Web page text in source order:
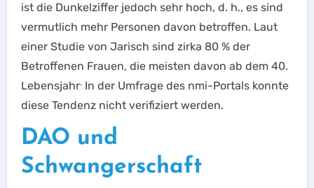
ist die Dunkelziffer jedoch sehr hoch, d. h., es sind
vermutlich mehr Personen davon betroffen. Laut
einer Studie von Jarisch sind zirka 80 % der
Betroffenen Frauen, die meisten davon ab dem 40.
Lebensjahr.In der Umfrage des nmi-Portals konnte
diese Tendenz nicht verifiziert werden.
DAO und
Schwangerschaft